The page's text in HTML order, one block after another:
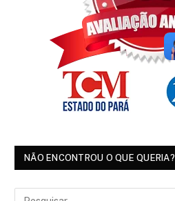
NÃO ENCONTROU O QUE QUERIA?